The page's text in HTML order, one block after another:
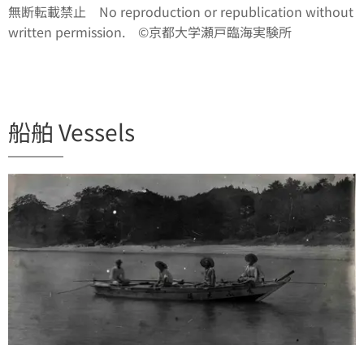
無断転載禁止 No reproduction or republication without
written permission. ©京都大学瀬戸臨海実験所
船舶 Vessels